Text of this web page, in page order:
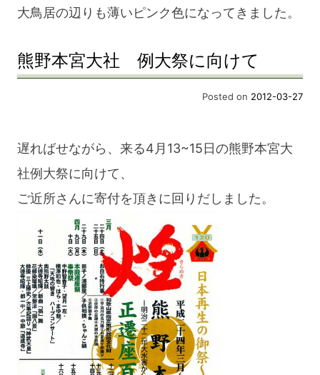
大鳥居の辺りも薄いピンク色になってきました。
熊野本宮大社 例大祭に向けて
Posted on 2012-03-27
遅ればせながら、来る4月13~15日の熊野本宮大
社例大祭に向けて、
ご近所さんに寄付を頂きに回りだしました。